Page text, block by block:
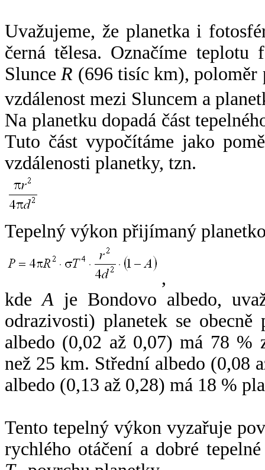
Uvažujeme, že planetka i
černá tělesa. Označíme
SlunceR (696 tisíc km),
vzdálenost mezi Sluncem a
Na planetku dopadá část
Tuto část vypočítáme jako
vzdálenosti planetky, tzn.
Tepelný výkon přijímaný
,
kdeA je Bondovo albedo,
odrazivosti) planetek se
albedo (0,02 až 0,07) má 78 %
než 25 km. Střední albedo (0,08
albedo (0,13 až 0,28) má 18 %
Tento tepelný výkon vyzařuje
rychlého otáčení a dobré